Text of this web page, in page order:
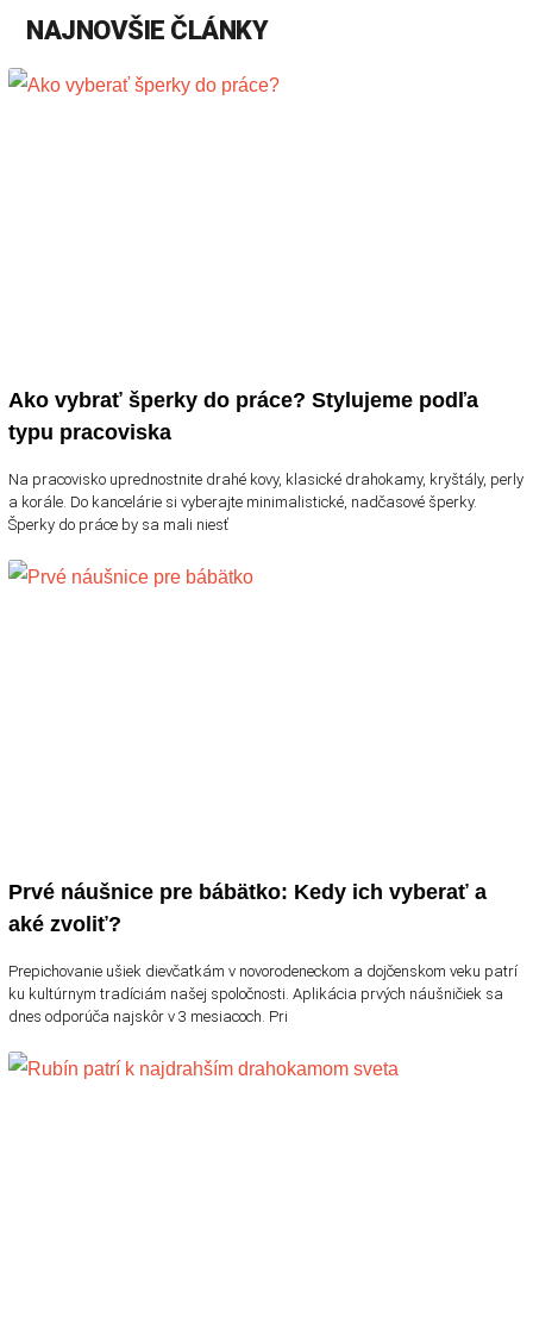
NAJNOVŠIE ČLÁNKY
Ako vybrať šperky do práce? Stylujeme podľa
typu pracoviska
Na pracovisko uprednostnite drahé kovy, klasické drahokamy, kryštály, perly
a korále. Do kancelárie si vyberajte minimalistické, nadčasové šperky.
Šperky do práce by sa mali niesť
Prvé náušnice pre bábätko: Kedy ich vyberať a
aké zvoliť?
Prepichovanie ušiek dievčatkám v novorodeneckom a dojčenskom veku patrí
ku kultúrnym tradíciám našej spoločnosti. Aplikácia prvých náušničiek sa
dnes odporúča najskôr v 3 mesiacoch. Pri